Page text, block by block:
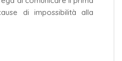
di impossibilità alla